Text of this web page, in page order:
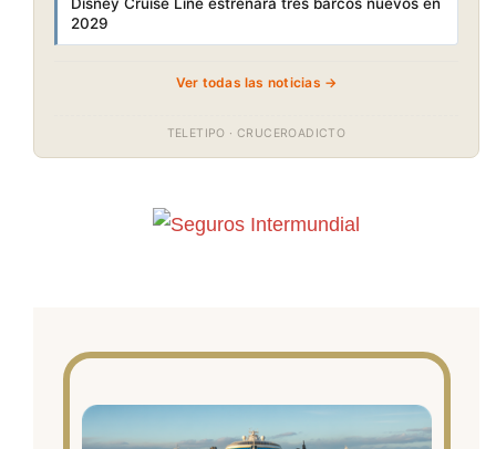
Disney Cruise Line estrenará tres barcos nuevos en
2029
Ver todas las noticias →
TELETIPO · CRUCEROADICTO